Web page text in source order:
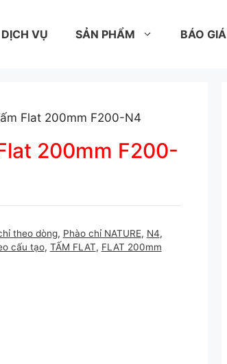
DỊCH VỤ SẢN PHẨM BÁO GIÁ
Flat 200mm F200-N4
200mm F200-
theo dòng, Phào chỉ NATURE, N4,
cấu tạo, TẤM FLAT, FLAT 200mm